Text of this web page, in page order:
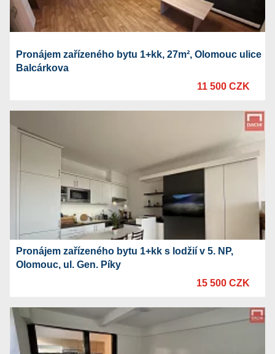
Pronájem zařízeného bytu 1+kk, 27m², Olomouc ulice
Balcárkova
11 500 CZK
Pronájem zařízeného bytu 1+kk s lodžií v 5. NP,
Olomouc, ul. Gen. Píky
15 500 CZK